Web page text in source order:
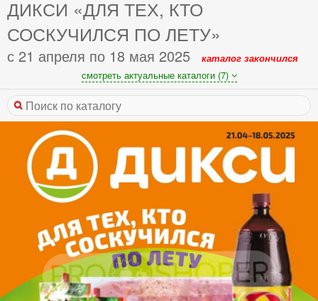
ДИКСИ «ДЛЯ ТЕХ, КТО
СОСКУЧИЛСЯ ПО ЛЕТУ»
с 21 апреля по 18 мая 2025
каталог закончился
смотреть актуальные каталоги (7)